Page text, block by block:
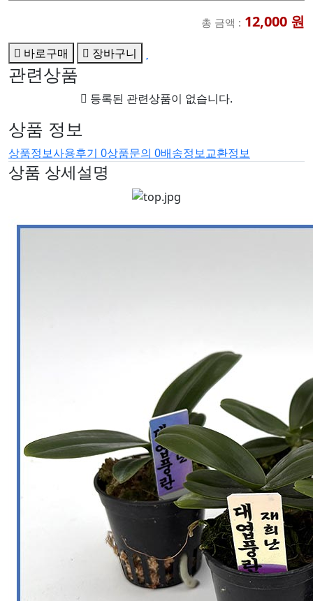
총 금액 : 12,000 원
바로구매 장바구니
관련상품
등록된 관련상품이 없습니다.
상품 정보
상품정보사용후기 0상품문의 0배송정보교환정보
상품 상세설명